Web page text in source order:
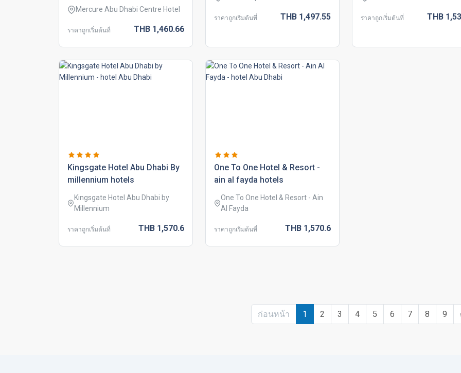
Mercure Abu Dhabi Centre Hotel
ราคาถูกเริ่มต้นที่ THB 1,460.66
ราคาถูกเริ่มต้นที่ THB 1,497.55 ราคาถูกเริ่มต้นที่ THB
kingsgate hotel abu dhabi by
millennium hotels
Kingsgate Hotel Abu Dhabi by
Millennium
ราคาถูกเริ่มต้นที่ THB 1,570.6
one to one hotel & resort -
ain al fayda hotels
One To One Hotel & Resort - Ain
Al Fayda
ราคาถูกเริ่มต้นที่ THB 1,570.6
ก่อนหน้า 1 2 3 4 5 6 7 8 9